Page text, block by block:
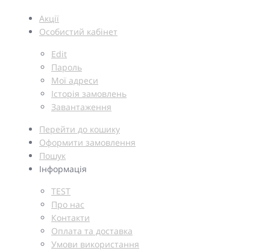
Акції
Особистий кабінет
Edit
Пароль
Мої адреси
Історія замовлень
Завантаження
Перейти до кошику
Оформити замовлення
Пошук
Інформація
TEST
Про нас
Контакти
Оплата та доставка
Умови використання